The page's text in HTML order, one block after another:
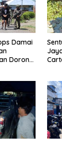
Damai
Dorong